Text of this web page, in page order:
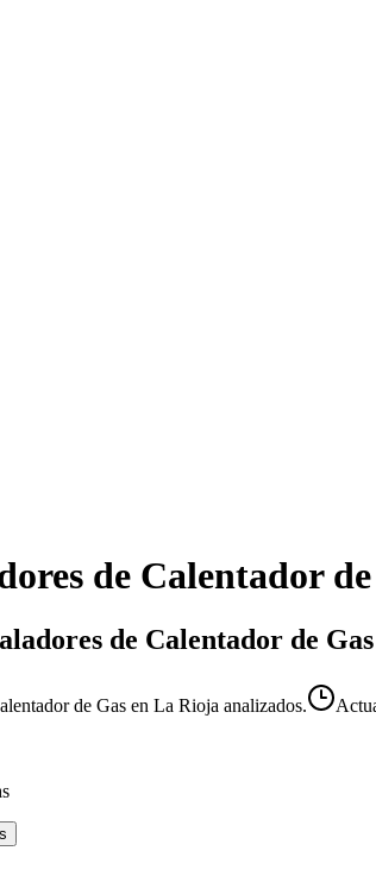
de Calentador
de Calentador de
de Gas en La Rioja analizados.